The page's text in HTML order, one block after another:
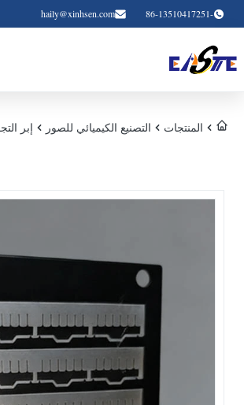
-86-13510417251
haily@xinhsen.com
المنتجات التصنيع الكيميائي للصور إبر